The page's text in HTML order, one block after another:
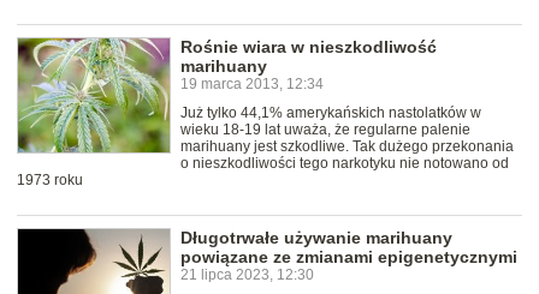
Rośnie wiara w nieszkodliwość
marihuany
19 marca 2013, 12:34
Już tylko 44,1% amerykańskich nastolatków w
wieku 18-19 lat uważa, że regularne palenie
marihuany jest szkodliwe. Tak dużego przekonania
o nieszkodliwości tego narkotyku nie notowano od
1973 roku
Długotrwałe używanie marihuany
powiązane ze zmianami epigenetycznymi
21 lipca 2023, 12:30